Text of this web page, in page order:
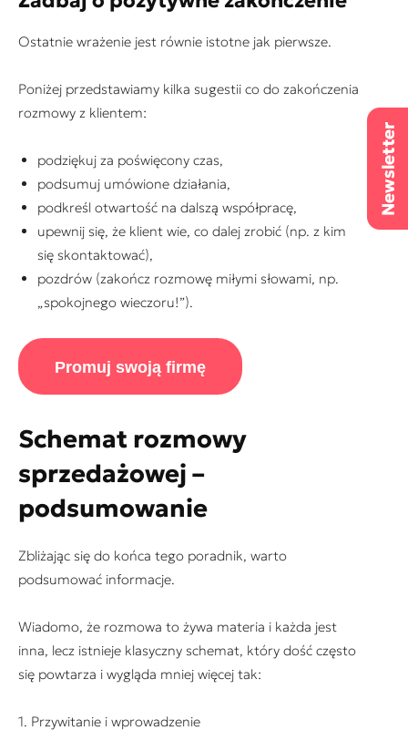
Ostatnie wrażenie jest równie istotne jak pierwsze.
Poniżej przedstawiamy kilka sugestii co do zakończenia
rozmowy z klientem:
podziękuj za poświęcony czas,
podsumuj umówione działania,
podkreśl otwartość na dalszą współpracę,
upewnij się, że klient wie, co dalej zrobić (np. z kim
się skontaktować),
pozdrów (zakończ rozmowę miłymi słowami, np.
„spokojnego wieczoru!”).
Promuj swoją firmę
Schemat rozmowy
sprzedażowej –
podsumowanie
Zbliżając się do końca tego poradnik, warto
podsumować informacje.
Wiadomo, że rozmowa to żywa materia i każda jest
inna, lecz istnieje klasyczny schemat, który dość często
się powtarza i wygląda mniej więcej tak:
1. Przywitanie i wprowadzenie